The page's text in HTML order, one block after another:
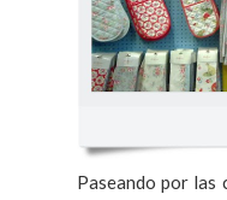
Paseando por las